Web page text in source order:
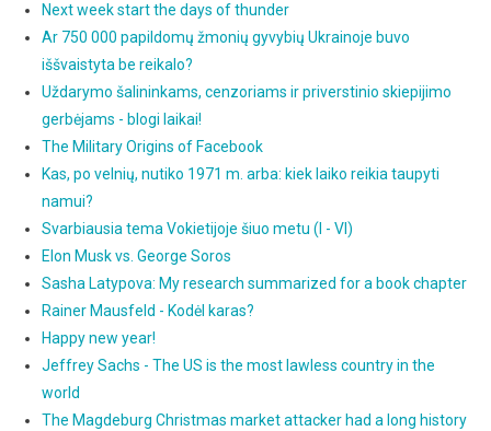
Next week start the days of thunder
Ar 750 000 papildomų žmonių gyvybių Ukrainoje buvo
iššvaistyta be reikalo?
Uždarymo šalininkams, cenzoriams ir priverstinio skiepijimo
gerbėjams - blogi laikai!
The Military Origins of Facebook
Kas, po velnių, nutiko 1971 m. arba: kiek laiko reikia taupyti
namui?
Svarbiausia tema Vokietijoje šiuo metu (I - VI)
Elon Musk vs. George Soros
Sasha Latypova: My research summarized for a book chapter
Rainer Mausfeld - Kodėl karas?
Happy new year!
Jeffrey Sachs - The US is the most lawless country in the
world
The Magdeburg Christmas market attacker had a long history